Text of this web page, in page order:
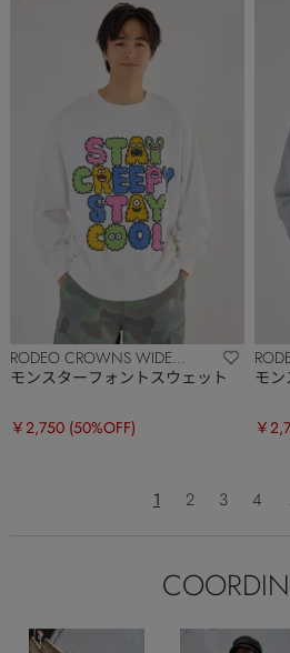
RODEO CROWNS WIDE
BOWL
モンスターフォントスウェット
￥2,750 (50%OFF)
モ
￥
1 2 3 4